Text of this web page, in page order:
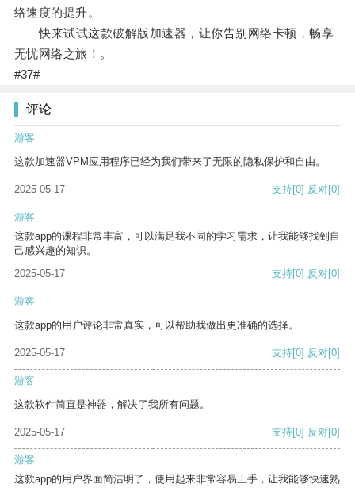
络速度的提升。
快来试试这款破解版加速器，让你告别网络卡顿，畅享
无忧网络之旅！。
#37#
评论
游客
这款加速器VPM应用程序已经为我们带来了无限的隐私保护和自由。
2025-05-17 支持[0] 反对[0]
游客
这款app的课程非常丰富，可以满足我不同的学习需求，让我能够找到自
己感兴趣的知识。
2025-05-17
支持[0] 反对[0]
游客
这款app的用户评论非常真实，可以帮助我做出更准确的选择。
2025-05-17 支持[0] 反对[0]
游客
这款软件简直是神器，解决了我所有问题。
2025-05-17 支持[0] 反对[0]
游客
这款app的用户界面简洁明了，使用起来非常容易上手，让我能够快速熟